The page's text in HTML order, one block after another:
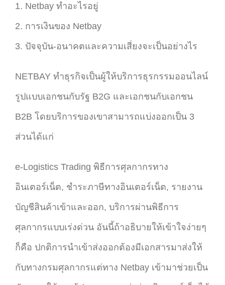
1. Netbay ทำอะไรอยู่
2. การเงินของ Netbay
3. ปัจจุบัน-อนาคตและความเสี่ยงจะเป็นอย่างไร
NETBAY ทำธุรกิจเป็นผู้ให้บริการธุรกรรมออนไลน์
รูปแบบเอกชนกับรัฐ B2G และเอกชนกับเอกชน
B2B โดยบริการของเขาสามารถแบ่งออกเป็น 3
ส่วนได้แก่
e-Logistics Trading พิธีการศุลกากรทาง
อินเตอร์เน็ต, ชำระภาษีทางอินเตอร์เน็ต, รายงาน
บัญชีสินค้าเข้าและออก, บริการผ่านพิธีการ
ศุลกากรแบบเร่งด่วน อันนี้ถ้าอธิบายให้เข้าใจง่ายๆ
ก็คือ ปกติการนำเข้าส่งออกต้องมีเอกสารมาส่งให้
กับทางกรมศุลกากรแต่ทาง Netbay เข้ามาช่วยเป็น